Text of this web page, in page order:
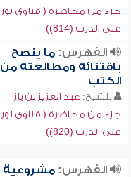
جزء من محاضرة ( فتاوى نور
على الدرب (814))
الفهرس:ما ينصح
باقتنائه ومطالعته من
الكتب
للشيخ: عبد العزيز بن باز
جزء من محاضرة ( فتاوى نور
على الدرب (820))
الفهرس:مشروعية